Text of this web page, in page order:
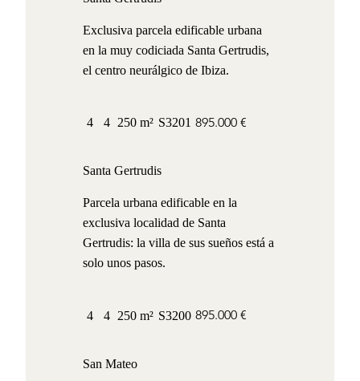
Exclusiva parcela edificable urbana
en la muy codiciada Santa Gertrudis,
el centro neurálgico de Ibiza.
4 4 250 m² S3201 895.000 €
Santa Gertrudis
Parcela urbana edificable en la
exclusiva localidad de Santa
Gertrudis: la villa de sus sueños está a
solo unos pasos.
4 4 250 m² S3200 895.000 €
San Mateo